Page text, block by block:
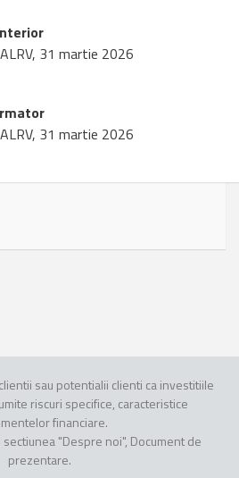
31 martie 2026
31 martie 2026
sau potentialii clienti ca investitiile
riscuri specifice, caracteristice
financiare.
"Despre noi", Document de
prezentare.